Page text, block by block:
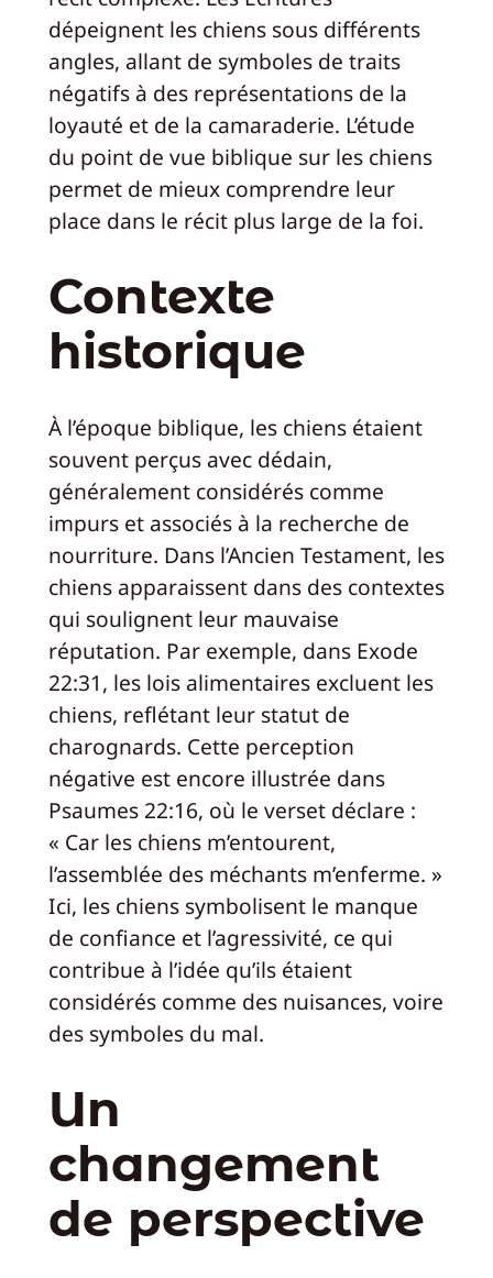
dépeignent les chiens sous différents
angles, allant de symboles de traits
négatifs à des représentations de la
loyauté et de la camaraderie. L’étude
du point de vue biblique sur les chiens
permet de mieux comprendre leur
place dans le récit plus large de la foi.
Contexte
historique
À l’époque biblique, les chiens étaient
souvent perçus avec dédain,
généralement considérés comme
impurs et associés à la recherche de
nourriture. Dans l’Ancien Testament, les
chiens apparaissent dans des contextes
qui soulignent leur mauvaise
réputation. Par exemple, dans Exode
22:31, les lois alimentaires excluent les
chiens, reflétant leur statut de
charognards. Cette perception
négative est encore illustrée dans
Psaumes 22:16, où le verset déclare :
« Car les chiens m’entourent,
l’assemblée des méchants m’enferme. »
Ici, les chiens symbolisent le manque
de confiance et l’agressivité, ce qui
contribue à l’idée qu’ils étaient
considérés comme des nuisances, voire
des symboles du mal.
Un
changement
de perspective